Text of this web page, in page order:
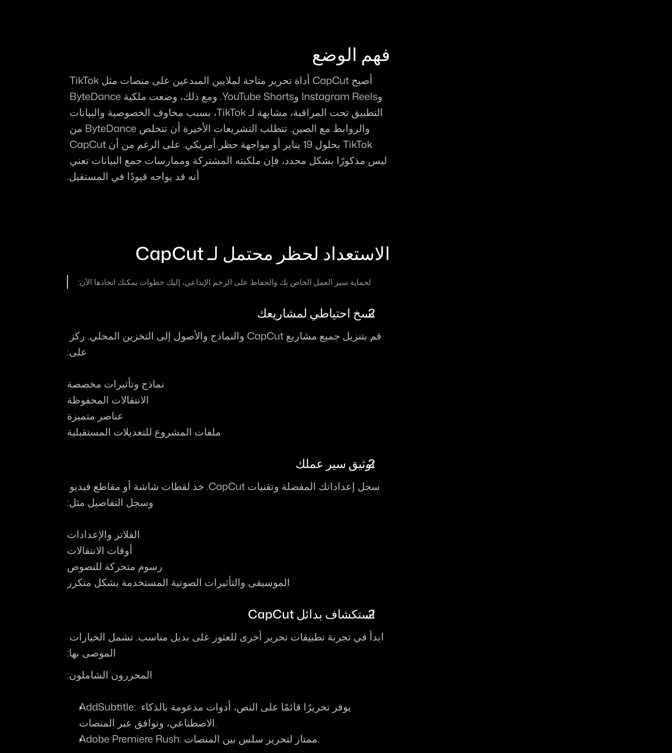
فهم الوضع
أصبح CapCut أداة تحرير متاحة لملايين المبدعين على منصات مثل TikTok
أنه قد يواجه قيودًا في المستقبل.
الاستعداد لحظر محتمل لـ CapCut
لحماية سير العمل الخاص بك والحفاظ على الزخم الإبداعي، إليك خطوات يمكنك اتخاذها الآن:
نسخ احتياطي لمشاريعك
على:
نماذج وتأثيرات مخصصة
الانتقالات المحفوظة
عناصر متميزة
ملفات المشروع للتعديلات المستقبلية
توثيق سير عملك
وسجل التفاصيل مثل:
الفلاتر والإعدادات
أوقات الانتقالات
رسوم متحركة للنصوص
الموسيقى والتأثيرات الصوتية المستخدمة بشكل متكرر
استكشاف بدائل CapCut
الموصى بها:
المحررون الشاملون:
AddSubtitle: يوفر تحريرًا قائمًا على النص، أدوات مدعومة بالذكاء
الاصطناعي، وتوافق عبر المنصات.
Adobe Premiere Rush
: ممتاز لتحرير سلس بين المنصات.